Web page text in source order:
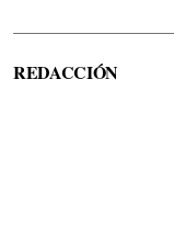
REDACCIÓN